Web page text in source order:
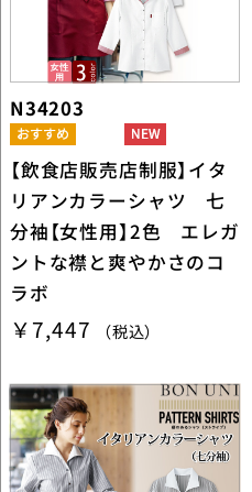
N34203
【飲食店販売店制服】イタ
リアンカラーシャツ 七
分袖【女性用】2色 エレガ
ントな襟と爽やかさのコ
ラボ
￥7,447 （税込）